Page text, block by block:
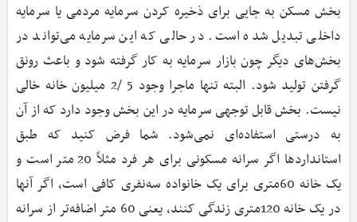
بخش مسکن به جایی برای ذخیره کردن سرمایه مردمی یا سرمایه
داخلی تبدیل شده است. در حالی که این سرمایه می‌تواند در
بخش‌های دیگر چون بازار سرمایه به کار گرفته شود و باعث رونق
گرفتن تولید شود. البته تنها ماجرا وجود 5 /2 میلیون خانه خالی
نیست. بخش قابل توجهی سرمایه در این بخش وجود دارد که از آن
به درستی استفاده‌ای نمی‌شود. شما فرض کنید که طبق
استانداردها اگر سرانه مسکونی برای هر فرد مثلاً 20 متر است و
یک خانه 60متری برای یک خانواده سه‌نفری کافی است، اگر آنها
در یک خانه 120متری زندگی کنند، یعنی 60 متر اضافه‌تر از سرانه